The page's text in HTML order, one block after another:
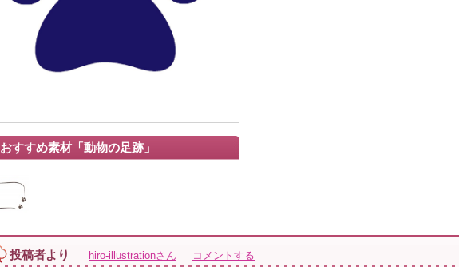
おすすめ素材「動物の足跡」
投稿者より hiro-illustrationさん コメントする